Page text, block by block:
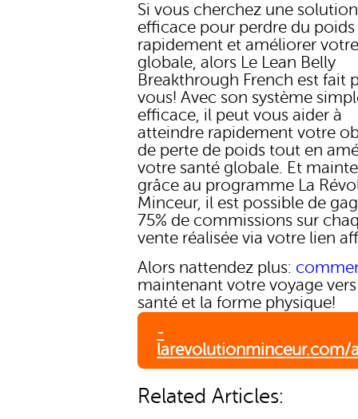
Si vous cherchez une solution
efficace pour perdre du poids
rapidement et améliorer
globale, alors Le Lean Belly
Breakthrough French est fait
vous! Avec son système
efficace, il peut vous aider à
atteindre rapidement votre
de perte de poids tout en
votre santé globale. Et
grâce au programme La
Minceur, il est possible de
75% de commissions sur
vente réalisée via votre lien
Alors nattendez plus:
maintenant votre voyage
santé et la forme physique!
-
larevolutionminceur.com/
Related Articles: